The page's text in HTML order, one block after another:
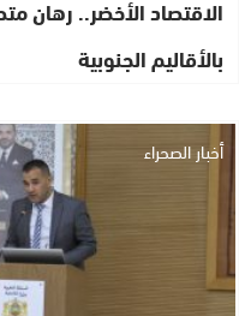
الاقتصاد الأخضر.. رهان
بالأقاليم الجنوبية
أخبار الصحراء